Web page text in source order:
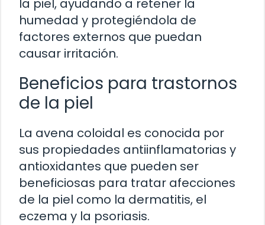
humedad y protegiéndola de
factores externos que puedan
causar irritación.
Beneficios para trastornos
de la piel
La avena coloidal es conocida por
sus propiedades antiinflamatorias y
antioxidantes que pueden ser
beneficiosas para tratar afecciones
de la piel como la dermatitis, el
eczema y la psoriasis.